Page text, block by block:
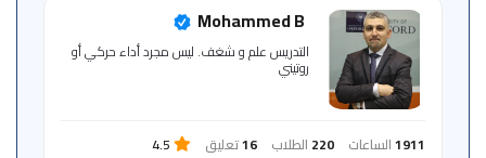
Mohammed B
التدريس علم و شغف. ليس مجرد أداء حركي أو
روتيني
1911الساعات 220 الطلاب 16تعليق 4.5